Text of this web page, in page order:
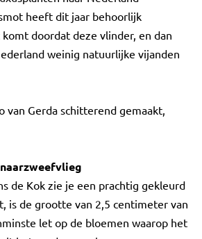
heeft dit jaar behoorlijk
doordat deze vlinder, en dan
weinig natuurlijke vijanden
van Gerda schitterend gemaakt,
de Kok zie je een prachtig gekleurd
is de grootte van 2,5 centimeter van
let op de bloemen waarop het